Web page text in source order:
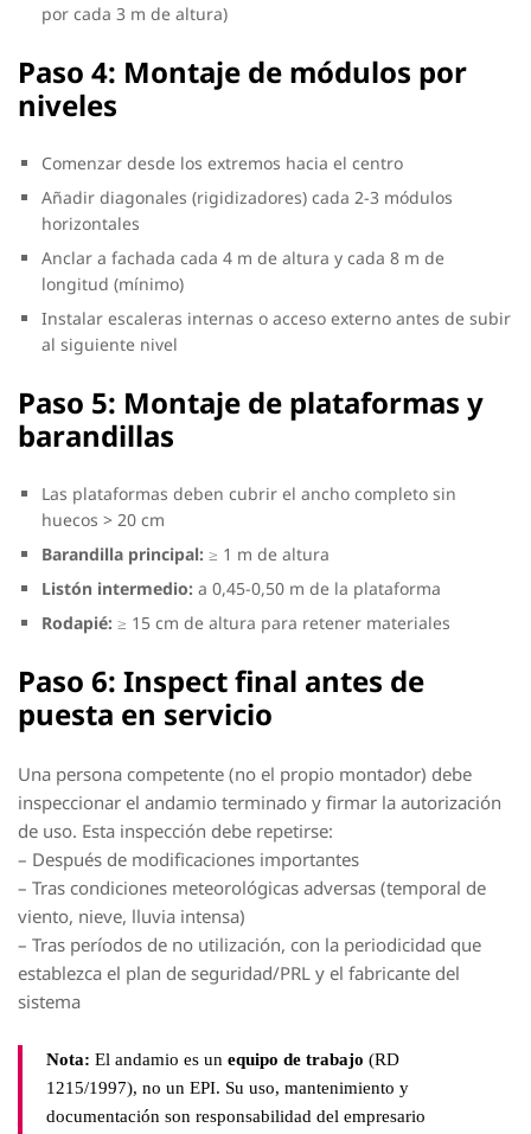
por cada 3 m de altura)
Paso 4: Montaje de módulos por
niveles
Comenzar desde los extremos hacia el centro
Añadir diagonales (rigidizadores) cada 2-3 módulos
horizontales
Anclar a fachada cada 4 m de altura y cada 8 m de
longitud (mínimo)
Instalar escaleras internas o acceso externo antes de subir
al siguiente nivel
Paso 5: Montaje de plataformas y
barandillas
Las plataformas deben cubrir el ancho completo sin
huecos > 20 cm
Barandilla principal: ≥ 1 m de altura
Listón intermedio: a 0,45-0,50 m de la plataforma
Rodapié: ≥ 15 cm de altura para retener materiales
Paso 6: Inspect final antes de
puesta en servicio
Una persona competente (no el propio montador) debe
inspeccionar el andamio terminado y firmar la autorización
de uso. Esta inspección debe repetirse:
– Después de modificaciones importantes
– Tras condiciones meteorológicas adversas (temporal de
viento, nieve, lluvia intensa)
– Tras períodos de no utilización, con la periodicidad que
establezca el plan de seguridad/PRL y el fabricante del
sistema
Nota: El andamio es un equipo de trabajo (RD
1215/1997), no un EPI. Su uso, mantenimiento y
documentación son responsabilidad del empresario